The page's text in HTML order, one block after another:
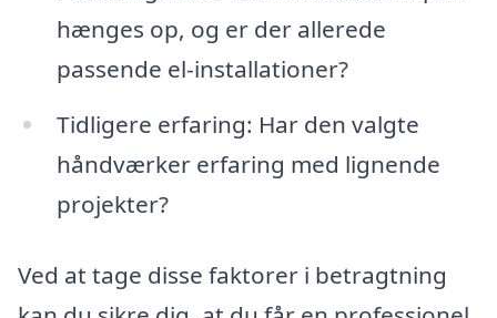
hænges op, og er der allerede
passende el-installationer?
Tidligere erfaring: Har den valgte
håndværker erfaring med lignende
projekter?
Ved at tage disse faktorer i betragtning